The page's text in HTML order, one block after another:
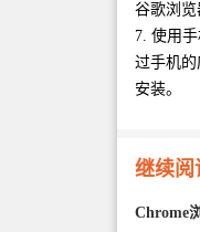
谷歌浏览
7. 使用
过手机
安装。
继续阅
Chrome